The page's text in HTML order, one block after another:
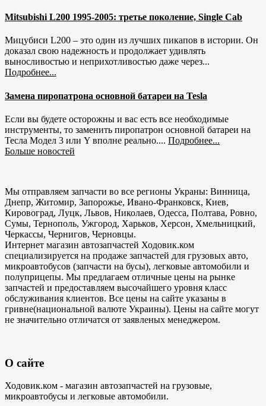
Mitsubishi L200 1995-2005: третье поколение, Single Cab
Мицубиси L200 – это один из лучших пикапов в истории. Он
доказал свою надежность и продолжает удивлять
выносливостью и неприхотливостью даже через...
Подробнее...
Замена пиропатрона основной батареи на Tesla
Если вы будете осторожны и вас есть все необходимые
инструменты, то заменить пиропатрон основной батареи на
Тесла Модел 3 или Y вполне реально.... Подробнее...
Больше новостей
Мы отправляем запчасти во все регионы Украны: Винница,
Днепр, Житомир, Запорожье, Ивано-Франковск, Киев,
Кировоград, Луцк, Львов, Николаев, Одесса, Полтава, Ровно,
Сумы, Тернополь, Ужгород, Харьков, Херсон, Хмельницкий,
Черкассы, Чернигов, Черновцы.
Интернет магазин автозапчастей Ходовик.ком
специализируется на продаже запчастей для грузовых авто,
микроавтобусов (запчасти на бусы), легковые автомобили и
полуприцепы. Мы предлагаем отличные цены на рынке
запчастей и предоставляем высочайшего уровня класс
обслуживания клиентов. Все цены на сайте указаны в
гривне(национальной валюте Украины). Цены на сайте могут
не значительно отличатся от заявленых менеджером.
О сайте
Ходовик.ком - магазин автозапчастей на грузовые,
микроавтобусы и легковые автомобили.